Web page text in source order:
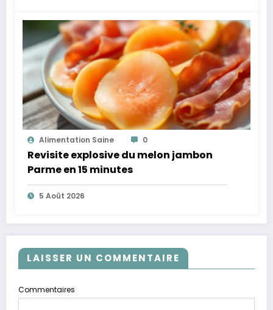
Alimentation Saine 0
Revisite explosive du melon jambon
Parme en 15 minutes
5 Août 2026
LAISSER UN COMMENTAIRE
Commentaires